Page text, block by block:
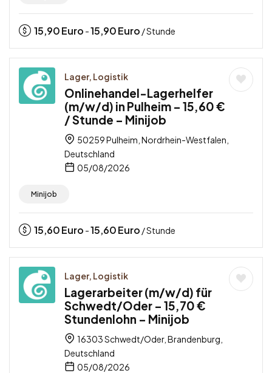
15,90Euro -15,90Euro / Stunde
Lager, Logistik
Onlinehandel-Lagerhelfer
(m/w/d) in Pulheim – 15,60 €
/ Stunde – Minijob
50259 Pulheim, Nordrhein-Westfalen,
Deutschland
05/08/2026
Minijob
15,60Euro -15,60Euro / Stunde
Lager, Logistik
Lagerarbeiter (m/w/d) für
Schwedt/Oder – 15,70 €
Stundenlohn – Minijob
16303 Schwedt/Oder, Brandenburg,
Deutschland
05/08/2026